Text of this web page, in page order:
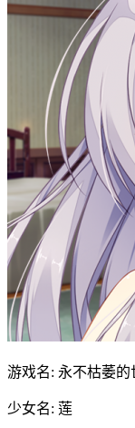
游戏名: 永不枯萎
少女名: 莲